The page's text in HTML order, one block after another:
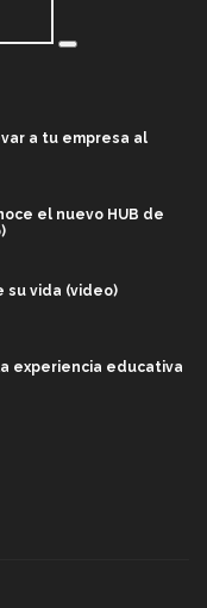
a tu empresa al
el nuevo HUB de
su vida (video)
experiencia educativa